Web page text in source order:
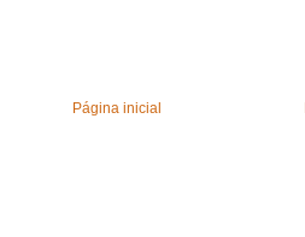
Página inicial